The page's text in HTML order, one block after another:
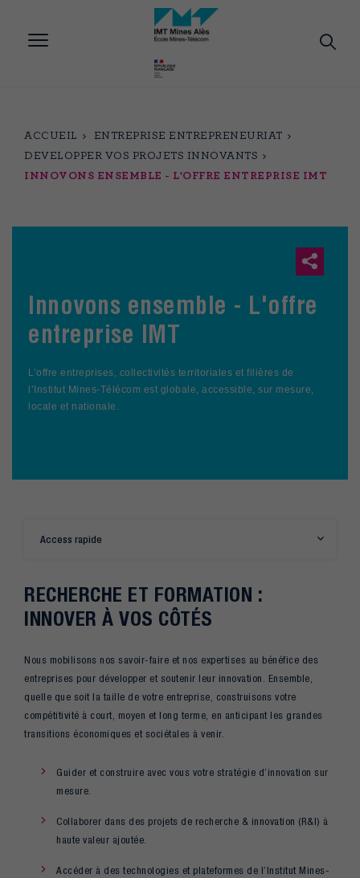
contenu
ACCUEIL
ENTREPRISE ENTREPRENEURIAT
DEVELOPPER VOS PROJETS INNOVANTS
INNOVONS ENSEMBLE - L'OFFRE ENTREPRISE IMT
Innovons ensemble - L'offre
entreprise IMT
L’offre entreprises, collectivités territoriales et filières de
l’Institut Mines-Télécom est globale, accessible, sur mesure,
locale et nationale.
Access rapide
RECHERCHE ET FORMATION :
INNOVER À VOS CÔTÉS
Nous mobilisons nos savoir-faire et nos expertises au bénéfice des
entreprises pour développer et soutenir leur innovation. Ensemble,
quelle que soit la taille de votre entreprise, construisons votre
compétitivité à court, moyen et long terme, en anticipant les grandes
transitions économiques et sociétales à venir.
Guider et construire avec vous votre stratégie d’innovation sur
mesure.
Collaborer dans des projets de recherche & innovation (R&I) à
haute valeur ajoutée.
Accéder à des technologies et plateformes de l’Institut Mines-